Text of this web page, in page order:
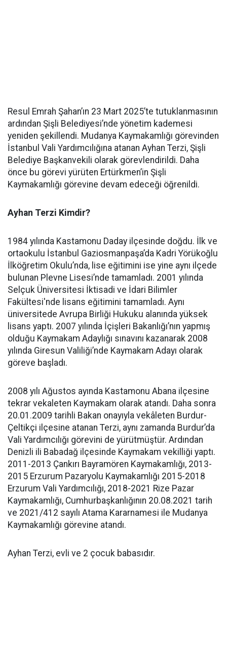
Resul Emrah Şahan’ın 23 Mart 2025’te tutuklanmasının
ardından Şişli Belediyesi’nde yönetim kademesi
yeniden şekillendi. Mudanya Kaymakamlığı görevinden
İstanbul Vali Yardımcılığına atanan Ayhan Terzi, Şişli
Belediye Başkanvekili olarak görevlendirildi. Daha
önce bu görevi yürüten Ertürkmen’in Şişli
Kaymakamlığı görevine devam edeceği öğrenildi.
Ayhan Terzi Kimdir?
1984 yılında Kastamonu Daday ilçesinde doğdu. İlk ve
ortaokulu İstanbul Gaziosmanpaşa’da Kadri Yörükoğlu
İlköğretim Okulu’nda, lise eğitimini ise yine aynı ilçede
bulunan Plevne Lisesi’nde tamamladı. 2001 yılında
Selçuk Üniversitesi İktisadi ve İdari Bilimler
Fakültesi'nde lisans eğitimini tamamladı. Aynı
üniversitede Avrupa Birliği Hukuku alanında yüksek
lisans yaptı. 2007 yılında İçişleri Bakanlığı’nın yapmış
olduğu Kaymakam Adaylığı sınavını kazanarak 2008
yılında Giresun Valiliği’nde Kaymakam Adayı olarak
göreve başladı.
2008 yılı Ağustos ayında Kastamonu Abana ilçesine
tekrar vekaleten Kaymakam olarak atandı. Daha sonra
20.01.2009 tarihli Bakan onayıyla vekâleten Burdur-
Çeltikçi ilçesine atanan Terzi, aynı zamanda Burdur’da
Vali Yardımcılığı görevini de yürütmüştür. Ardından
Denizli ili Babadağ ilçesinde Kaymakam vekilliği yaptı.
2011-2013 Çankırı Bayramören Kaymakamlığı, 2013-
2015 Erzurum Pazaryolu Kaymakamlığı 2015-2018
Erzurum Vali Yardımcılığı, 2018-2021 Rize Pazar
Kaymakamlığı, Cumhurbaşkanlığının 20.08.2021 tarih
ve 2021/412 sayılı Atama Kararnamesi ile Mudanya
Kaymakamlığı görevine atandı.
Ayhan Terzi, evli ve 2 çocuk babasıdır.